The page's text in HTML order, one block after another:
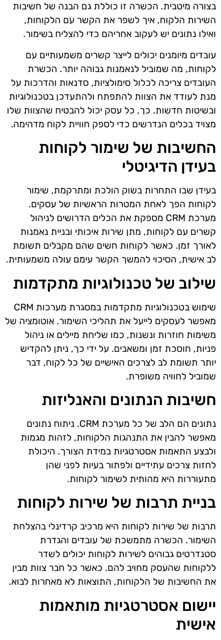
בצורה מיטבית. הכשרה זו כוללת גם הבנה של חשיבות
השירות הלקוח, איך לשפר את הקשר עם הלקוחות,
ואילו נתונים יש לעקוב אחריהם כדי להצליח בשימור.
עובדים מיומנים יכולים לייצר קשרים משמעותיים עם
לקוחות, מה שמוביל לנאמנות גבוהה יותר. הכשרת
העובדים צריכה לכלול סימולציות, סדנאות והדרכות על
מנת לעודד את הצוות להתפתח ולהתעדכן בטכנולוגיות
ובשיטות חדשות. כך, כל עסק יכול להבטיח שהצוות שלו
מצויד בכלים הנדרשים כדי לספק חוויית לקוח מדהימה.
החשיבות של שימור לקוחות
בעידן הדיגיטלי
בעידן שבו התחרות בשוק הולכת ומתרקמת, שימור
לקוחות הפך לאחת המטרות הראשיות של עסקים.
מערכת CRM מספקת את הכלים הדרושים לניהול
קשרים עם לקוחות, מתן שירות איכותי ובניית נאמנות
לאורך זמן. כאשר לקוחות חשים שהם מקבלים תשומת
לב אישית, הסיכוי להמשך הקשר עימם עולה משמעותית.
שילוב של טכנולוגיות מתקדמות
שימוש בטכנולוגיות מתקדמות במסגרת מערכות CRM
מאפשר לעסקים לייעל את תהליכי השימור. אוטומציה של
משימות חוזרות ונשנות, כמו שליחת מיילים או ניהול
פניות, חוסכת זמן ומשאבים. על ידי כך, ניתן להקדיש
יותר תשומת לב לצרכים האישיים של כל לקוח, דבר
שמוביל לחוויה משופרת.
חשיבות הנתונים והאנליזות
נתונים הם הלב של כל מערכת CRM. ניתוח נתונים
מאפשר להבין את התנהגות הלקוחות, לזהות מגמות
ולבצע התאמות אסטרטגיות במידת הצורך. היכולת
לחזות צרכים עתידיים ולפתור בעיות לפני שהן
מתעוררות היא מהותית לשימור לקוחות.
בניית תרבות של שירות לקוחות
תרבות של שירות לקוחות היא מרכיב קרדינלי בהצלחת
השימור. הכשרה מתמשכת של עובדים והגדרת
סטנדרטים גבוהים לשירות לקוחות יכולים לשדר
ללקוחות שהעסק מחויב להם. כאשר כל חבר צוות מבין
את החשיבות של הלקוחות, התוצאות לא מאחרות לבוא.
יישום אסטרטגיות מותאמות
אישית